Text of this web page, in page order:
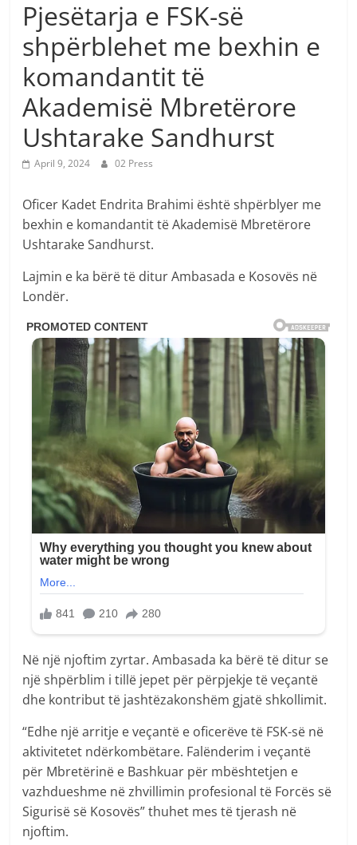
Pjesëtarja e FSK-së
shpërblehet me bexhin e
komandantit të
Akademisë Mbretërore
Ushtarake Sandhurst
April 9, 2024 02 Press
Oficer Kadet Endrita Brahimi është shpërblyer me
bexhin e komandantit të Akademisë Mbretërore
Ushtarake Sandhurst.
Lajmin e ka bërë të ditur Ambasada e Kosovës në
Londër.
Në një njoftim zyrtar. Ambasada ka bërë të ditur se
një shpërblim i tillë jepet për përpjekje të veçantë
dhe kontribut të jashtëzakonshëm gjatë shkollimit.
“Edhe një arritje e veçantë e oficerëve të FSK-së në
aktivitetet ndërkombëtare. Falënderim i veçantë
për Mbretërinë e Bashkuar për mbështetjen e
vazhdueshme në zhvillimin profesional të Forcës së
Sigurisë së Kosovës” thuhet mes të tjerash në
njoftim.